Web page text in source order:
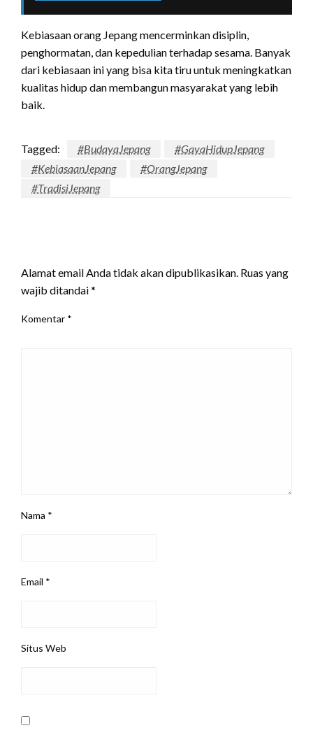
Kebiasaan orang Jepang mencerminkan disiplin,
penghormatan, dan kepedulian terhadap sesama. Banyak
dari kebiasaan ini yang bisa kita tiru untuk meningkatkan
kualitas hidup dan membangun masyarakat yang lebih
baik.
Tagged: #BudayaJepang
#GayaHidupJepang
#KebiasaanJepang
#OrangJepang
#TradisiJepang
Alamat email Anda tidak akan dipublikasikan. Ruas yang
wajib ditandai*
Komentar *
Nama *
Email *
Situs Web